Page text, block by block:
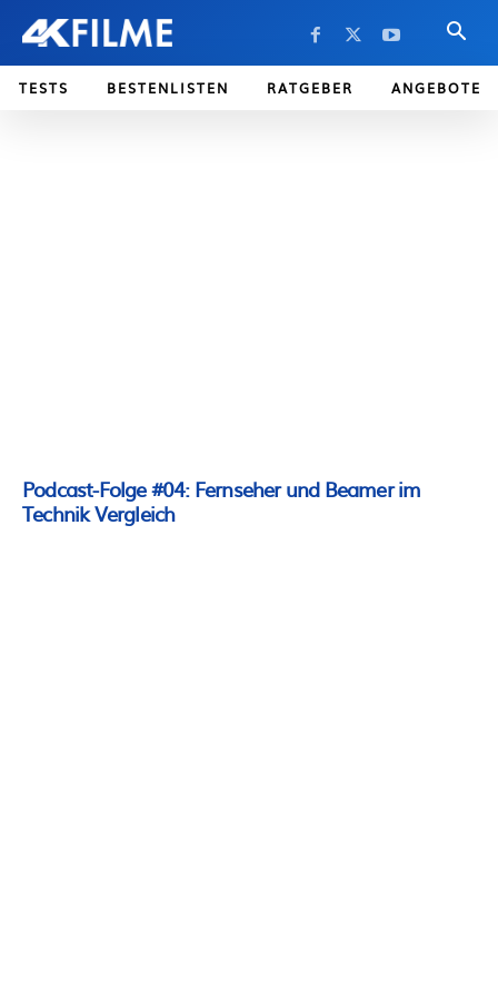
TESTS BESTENLISTEN RATGEBER ANGEBOTE
Podcast-Folge #04: Fernseher und Beamer im
Technik Vergleich